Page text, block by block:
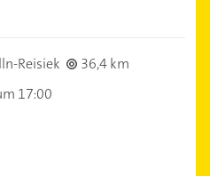
Reisiek
36,4 km
17:00